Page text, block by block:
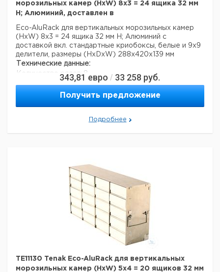
морозильных камер (HxW) 8x3 = 24 ящика 32 мм
H; Алюминий, доставлен в
Eco-AluRack для вертикальных морозильных камер
(HxW) 8x3 = 24 ящика 32 мм H; Алюминий с
доставкой вкл. стандартные криобоксы, белые и 9x9
делители, размеры (HxDxW) 288x420x139 мм
Технические данные:
Количество рядов:8
алюминий
343,81 евро / 33 258 руб.
Получить предложение
Подробнее
TE11130 Tenak Eco-AluRack для вертикальных
морозильных камер (HxW) 5x4 = 20 ящиков 32 мм